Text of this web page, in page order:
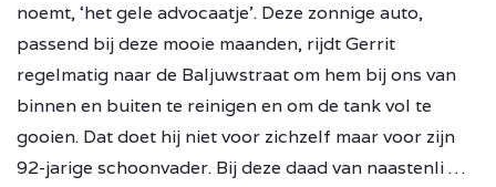
noemt, ‘het gele advocaatje’. Deze zonnige auto,
passend bij deze mooie maanden, rijdt Gerrit
regelmatig naar de Baljuwstraat om hem bij ons van
binnen en buiten te reinigen en om de tank vol te
gooien. Dat doet hij niet voor zichzelf maar voor zijn
92-jarige schoonvader. Bij deze daad van naastenli …